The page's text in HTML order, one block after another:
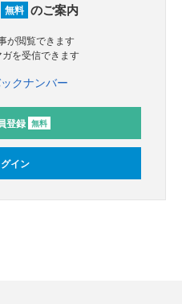
無料 のご案内
が閲覧できます
ガを受信できます
クナンバー
登録 無料
イン